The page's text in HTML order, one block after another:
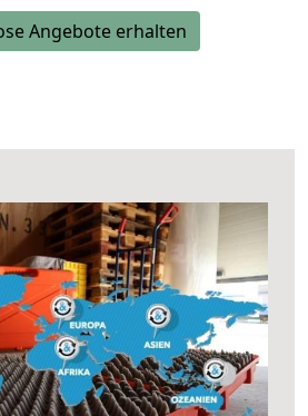
Angebote erhalten